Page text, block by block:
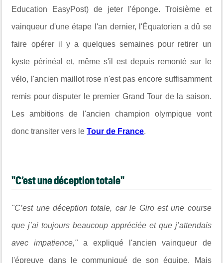
Education EasyPost) de jeter l'éponge. Troisième et
vainqueur d'une étape l'an dernier, l'Équatorien a dû se
faire opérer il y a quelques semaines pour retirer un
kyste périnéal et, même s'il est depuis remonté sur le
vélo, l'ancien maillot rose n'est pas encore suffisamment
remis pour disputer le premier Grand Tour de la saison.
Les ambitions de l'ancien champion olympique vont
donc transiter vers leTour de France.
"C’est une déception totale"
"C’est une déception totale, car le Giro est une course
que j’ai toujours beaucoup appréciée et que j’attendais
avec impatience," a expliqué l'ancien vainqueur de
l'épreuve dans le communiqué de son équipe. Mais